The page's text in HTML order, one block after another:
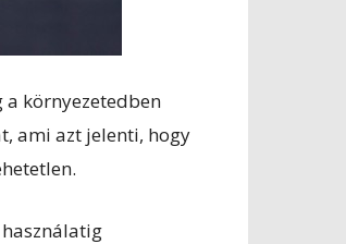
a környezetedben
ami azt jelenti, hogy